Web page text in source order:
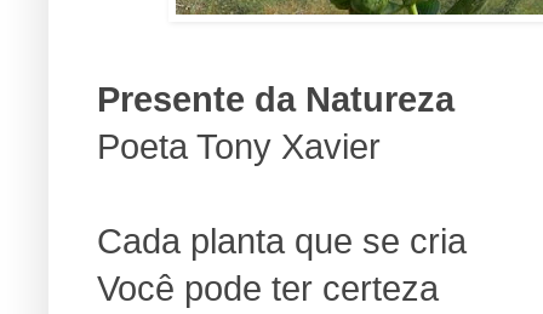
Presente da Natureza
Poeta Tony Xavier
Cada planta que se cria
Você pode ter certeza